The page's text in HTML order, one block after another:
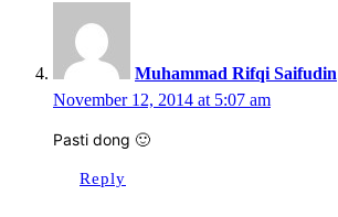
Muhammad Rifqi Saifudin
November 12, 2014 at 5:07 am
Pasti dong 🙂
Reply